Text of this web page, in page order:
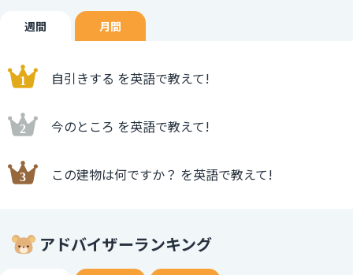
週間 月間
自引きする を英語で教えて!
今のところ を英語で教えて!
この建物は何ですか？ を英語で教えて!
アドバイザーランキング